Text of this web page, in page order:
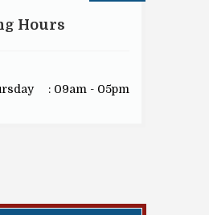
Hours
: 09am - 05pm